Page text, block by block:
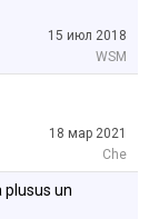
15 июл 2018
WSM
18 мар 2021
Che
plusus un